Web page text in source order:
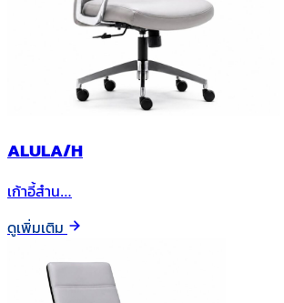
ALULA/H
เก้าอี้สำน…
ดูเพิ่มเติม